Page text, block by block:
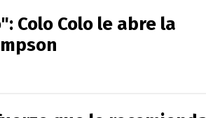
Colo Colo le abre la